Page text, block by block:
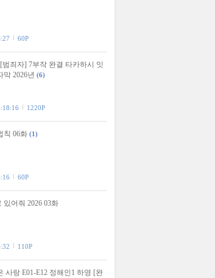
60P
[범죄자] 7부작 완결 타카하시 잇
막 2026년 (6)
1220P
칙 06화 (1)
60P
있어줘 2026 03화
110P
사랑 E01-E12 정해인1 하영 [완